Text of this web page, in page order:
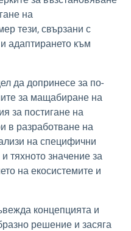
на
тези, свързани с
адаптирането към
да допринесе за по-
за мащабиране на
за постигане на
в разработване на
на специфични
тяхното значение за
на екосистемите и
концепцията и
решение и засяга